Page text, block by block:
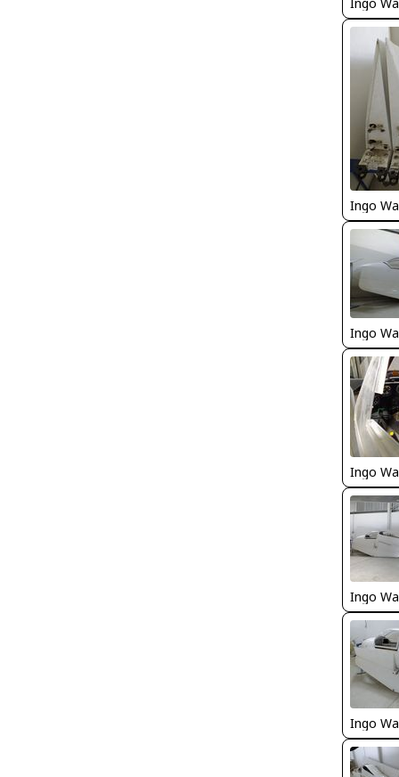
Ingo
Ingo
Ingo
Ingo
Ingo